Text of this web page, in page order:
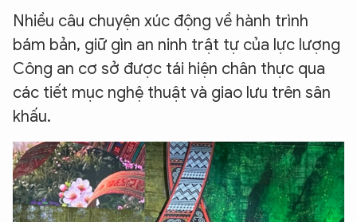
Nhiều câu chuyện xúc động về hành trình
bám bản, giữ gìn an ninh trật tự của lực lượng
Công an cơ sở được tái hiện chân thực qua
các tiết mục nghệ thuật và giao lưu trên sân
khấu.